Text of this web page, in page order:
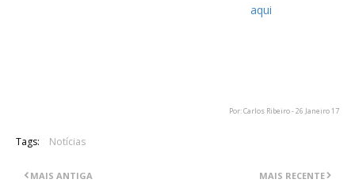
aqui
Por: Carlos Ribeiro - 26 Janeiro 17
Tags: Notícias
MAIS RECENTE
MAIS ANTIGA